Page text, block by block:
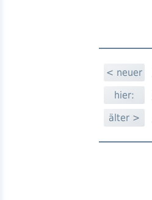
< neuer
hier:
älter >